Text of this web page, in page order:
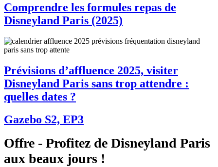
Comprendre les formules repas de
Disneyland Paris (2025)
Prévisions d’affluence 2025, visiter
Disneyland Paris sans trop attendre :
quelles dates ?
Gazebo S2, EP3
Offre - Profitez de Disneyland Paris
aux beaux jours !